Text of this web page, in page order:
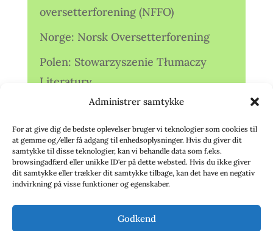
Administrer samtykke
For at give dig de bedste oplevelser bruger vi teknologier som cookies til
at gemme og/eller få adgang til enhedsoplysninger. Hvis du giver dit
samtykke til disse teknologier, kan vi behandle data som f.eks.
browsingadfærd eller unikke ID'er på dette websted. Hvis du ikke giver
dit samtykke eller trækker dit samtykke tilbage, kan det have en negativ
indvirkning på visse funktioner og egenskaber.
Godkend
oversetterforening (NFFO)
Norge: Norsk Oversetterforening
Polen: Stowarzyszenie Tłumaczy
Literatury
Storbritannien: Translators
Association (TA)
Sverige: Översättarsektionen (Ö.)
Sverige: Översättarcentrum (ÖC)
deutschsprachiger Übersetzer (VdÜ)